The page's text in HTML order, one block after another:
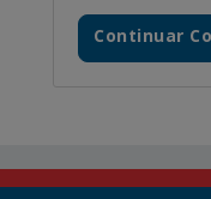
Continuar